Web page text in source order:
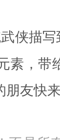
侠描
素，
友快